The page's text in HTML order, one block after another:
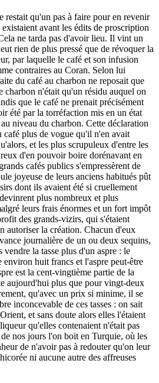
restait qu'un pas à faire pour en revenir
avant les édits de proscription
ne tarda pas d'avoir lieu. Il vint un
rien de plus pressé que de révoquer la
par laquelle le café et son infusion
contraires au Coran. Selon lui
du café au charbon ne reposait que
charbon n'était qu'un résidu auquel on
que le café ne prenait précisément
été par la torréfaction mis en un état
niveau du charbon. Cette déclaration
plus de vogue qu'il n'en avait
et les plus scrupuleux d'entre les
d'en pouvoir boire dorénavant en
cafés publics s'empressèrent de
joyeuse de leurs anciens habitués pût
dont ils avaient été si cruellement
plus nombreux et plus
leurs frais énormes et un fort impôt
des grands-vizirs, qui s'étaient
autoriser la création. Chacun d'eux
journalière de un ou deux sequins,
vendre la tasse plus d'un aspre : le
environ huit francs et l'aspre peut-être
est la cent-vingtième partie de la
aujourd'hui plus que pour vingt-deux
qu'avec un prix si minime, il se
inconcevable de ces tasses : on sait
et sans doute alors elles l'étaient
qu'elles contenaient n'était pas
nos jours l'on boit en Turquie, où les
de n'avoir pas à redouter qu'on leur
ni aucune autre des affreuses